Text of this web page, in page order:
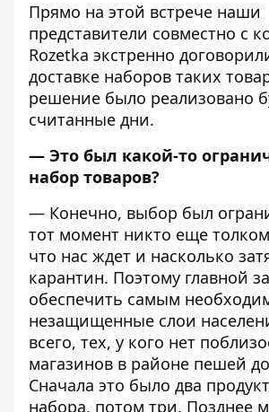
Прямо на этой встрече наши
представители совместно с
Rozetka экстренно
доставке наборов таких
решение было реализовано
считанные дни.
— Это был какой-то
набор товаров?
— Конечно, выбор был
тот момент никто еще
что нас ждет и насколько
карантин. Поэтому главной
обеспечить самым
незащищенные слои
всего, тех, у кого нет
магазинов в районе пешей
Сначала это было два
набора, потом три. Позднее